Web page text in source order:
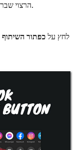
הרצוי שברצונך להוריד.
לחץ על כפתור השיתוף